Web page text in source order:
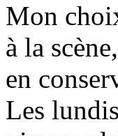
Mon
à la
en
Les